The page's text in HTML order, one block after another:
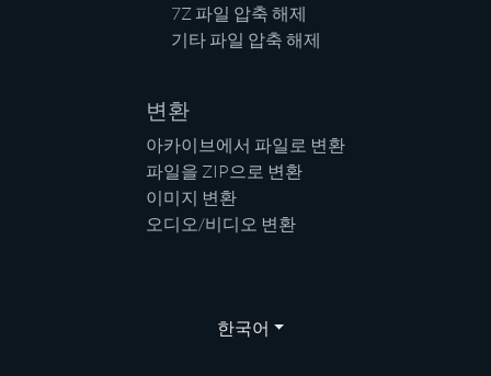
7Z 파일 압축 해제
기타 파일 압축 해제
변환
아카이브에서 파일로 변환
파일을 ZIP으로 변환
이미지 변환
오디오/비디오 변환
한국어